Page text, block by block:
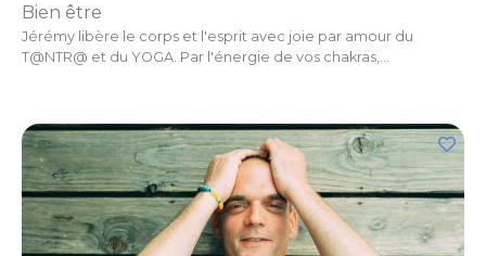
Bien être
Jérémy libère le corps et l'esprit avec joie par amour du
T@NTR@ et du YOGA. Par l'énergie de vos chakras,…